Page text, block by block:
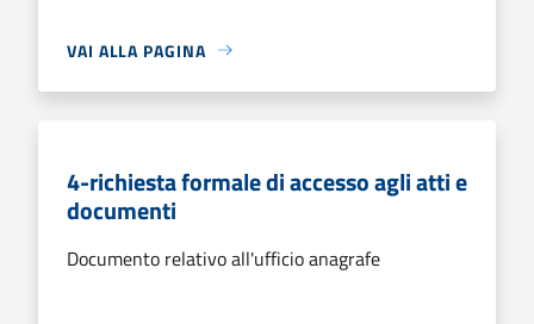
VAI ALLA PAGINA
4-richiesta formale di accesso agli atti e
documenti
Documento relativo all'ufficio anagrafe